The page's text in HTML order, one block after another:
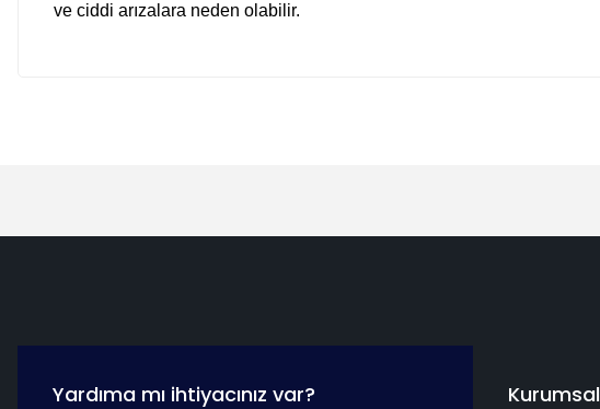
ve ciddi arızalara neden olabilir.
Yardıma mı ihtiyacınız var? Kurumsal